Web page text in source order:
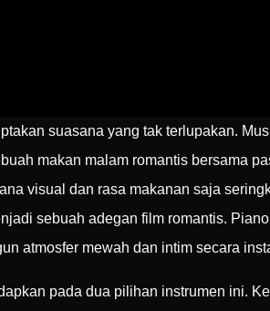
suasana yang tak terlupakan.
makan malam romantis bersama
visual dan rasa makanan saja
sebuah adegan film romantis.
atmosfer mewah dan intim secara
pada dua pilihan instrumen ini.